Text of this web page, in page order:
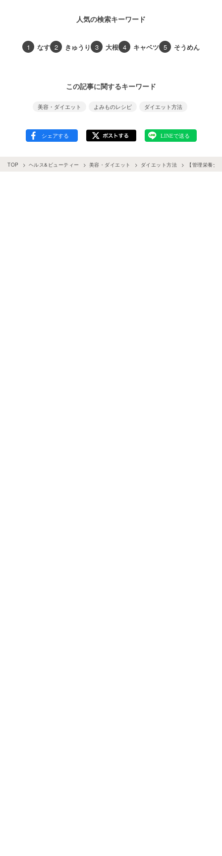
人気の検索キーワード
1 なす 2 きゅうり 3 大根 4 キャベツ 5 そうめん
この記事に関するキーワード
美容・ダイエット よみものレシピ ダイエット方法
TOP ヘルス&ビューティー 美容・ダイエット ダイエット方法 【管理栄養